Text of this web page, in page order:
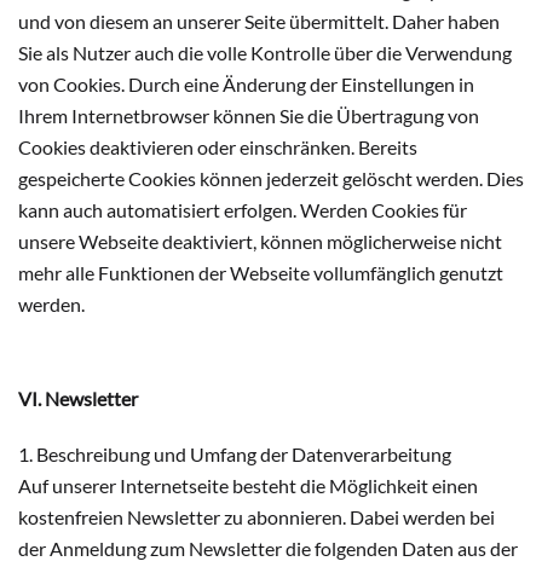
und von diesem an unserer Seite übermittelt. Daher haben
Sie als Nutzer auch die volle Kontrolle über die Verwendung
von Cookies. Durch eine Änderung der Einstellungen in
Ihrem Internetbrowser können Sie die Übertragung von
Cookies deaktivieren oder einschränken. Bereits
gespeicherte Cookies können jederzeit gelöscht werden. Dies
kann auch automatisiert erfolgen. Werden Cookies für
unsere Webseite deaktiviert, können möglicherweise nicht
mehr alle Funktionen der Webseite vollumfänglich genutzt
werden.
VI. Newsletter
1. Beschreibung und Umfang der Datenverarbeitung
Auf unserer Internetseite besteht die Möglichkeit einen
kostenfreien Newsletter zu abonnieren. Dabei werden bei
der Anmeldung zum Newsletter die folgenden Daten aus der